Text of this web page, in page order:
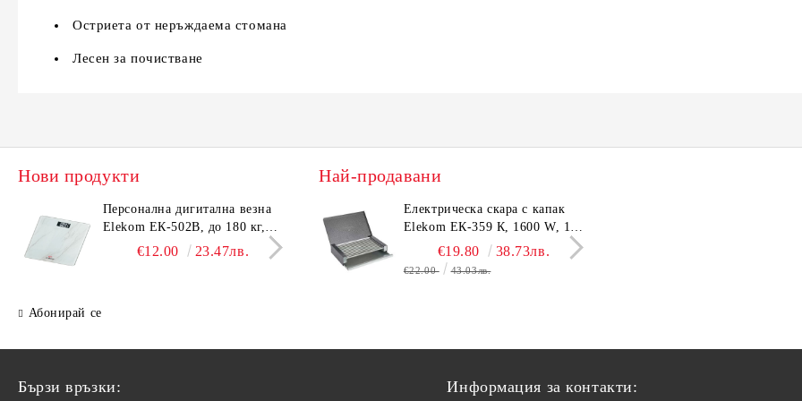
Остриета от неръждаема стомана
Лесен за почистване
Нови продукти
Персонална дигитална везна
Elekom ЕК-502B, до 180 кг,
LCD дисплей, Темперирано
€12.00 23.47лв.
Електронен кантар Elekom
EK-403А, до 180 кг, LCD
дисплей, Темперирано стъкло
- 6.0 мм, Размери 30x30x2.4
€10.50 20.54лв.
Абонирай се
Най-продавани
Електрическа скара с капак
Elekom ЕК-359 К, 1600 W, 12
бр. неръждаеми тръбни
нагревятеля
€19.80 38.73лв.
€22.00 43.03лв.
Бързи връзки:
Информация за контакти: